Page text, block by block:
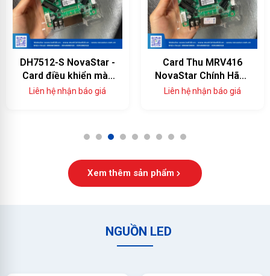
DH7512-S NovaStar -
Card điều khiển màn
hình LED 12 cổng
Liên hệ nhận báo giá
Card Thu MRV416
NovaStar Chính Hãng
— 16 Cổng HUB75E,
Liên hệ nhận báo giá
1 2 3 4 5 6 7 8 9
Xem thêm sản phẩm
NGUỒN LED